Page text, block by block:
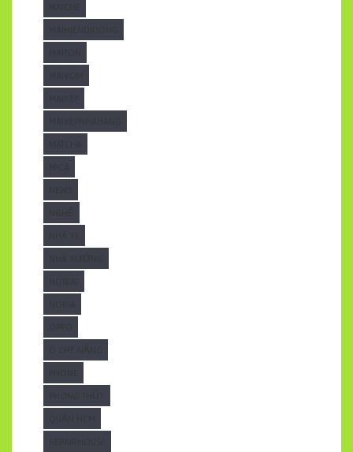
MAICHE
MAIHIENDIDONG
MAITON
MAIVOM
MAIXEP
MAIXEPNHAHANG
MATCHA
MICA
NGHỆ
NHÀ XE
NHÀ XƯỞNG
NOIBAT
NOKIA
PHONG THỦY
REPAIRHOUSE